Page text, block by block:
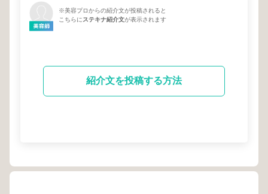
※美容プロからの紹介文が投稿されると
こちらにステキナ紹介文が表示されます
紹介文を投稿する方法